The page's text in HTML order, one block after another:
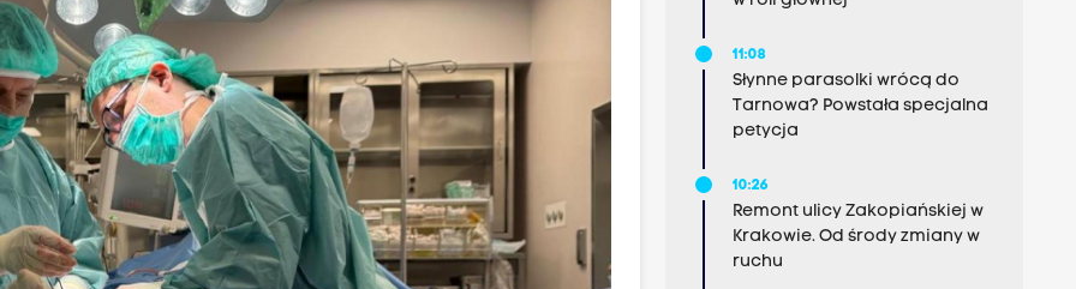
11:08
Słynne parasolki wrócą do
Tarnowa? Powstała specjalna
petycja
10:26
Remont ulicy Zakopiańskiej w
Krakowie. Od środy zmiany w
ruchu